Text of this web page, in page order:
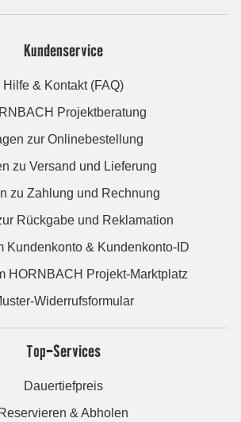
Kundenservice
Hilfe & Kontakt (FAQ)
Projektberatung
zur Onlinebestellung
zu Versand und Lieferung
zu Zahlung und Rechnung
Rückgabe und Reklamation
Kundenkonto & Kundenkonto-ID
HORNBACH Projekt-Marktplatz
Widerrufsformular
Top-Services
Dauertiefpreis
Reservieren & Abholen